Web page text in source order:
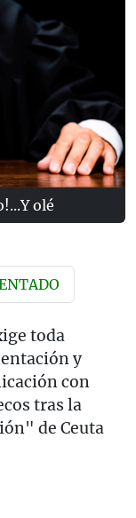
olé
toda
y
con
tras la
de Ceuta